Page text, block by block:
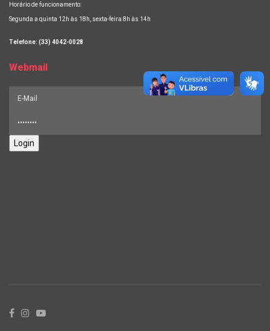
Horário de funcionamento:
Segunda a quinta 12h às 18h, sexta-feira 8h às 14h
Telefone: (33) 4042-0028
Webmail
Login